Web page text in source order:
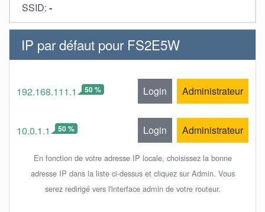
SSID: -
IP par défaut pour FS2E5W
192.168.111.1 50 % Login Administrateur
10.0.1.1 50 % Login Administrateur
En fonction de votre adresse IP locale, choisissez la bonne
adresse IP dans la liste ci-dessus et cliquez sur Admin. Vous
serez redirigé vers l'interface admin de votre routeur.